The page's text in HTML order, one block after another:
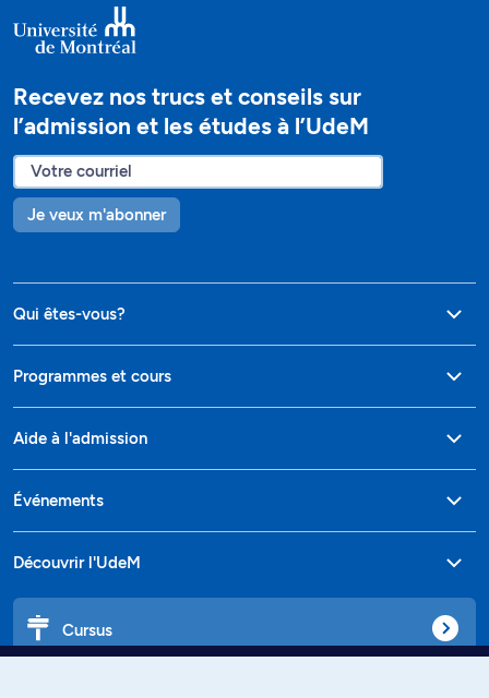
Recevez nos trucs et conseils sur
l’admission et les études à l’UdeM
Je veux m'abonner
Qui êtes-vous?
Programmes et cours
Aide à l'admission
Événements
Découvrir l'UdeM
Cursus